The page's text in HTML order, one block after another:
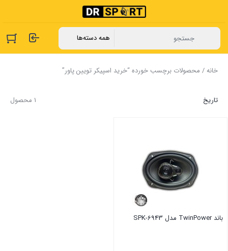
خانه/ محصولات برچسب خورده “خرید اسپیکر تویین پاور”
1 محصول تاریخ
باند TwinPower مدل SPK-6943